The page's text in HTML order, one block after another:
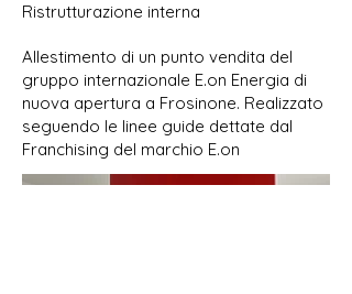
Ristrutturazione interna
Allestimento di un punto vendita del
gruppo internazionale E.on Energia di
nuova apertura a Frosinone. Realizzato
seguendo le linee guide dettate dal
Franchising del marchio E.on